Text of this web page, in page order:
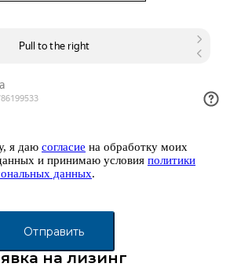
я даю согласие на обработку моих
и принимаю условия политики
данных.
на лизинг